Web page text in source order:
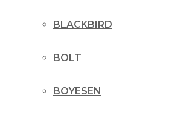
BLACKBIRD
BOLT
BOYESEN